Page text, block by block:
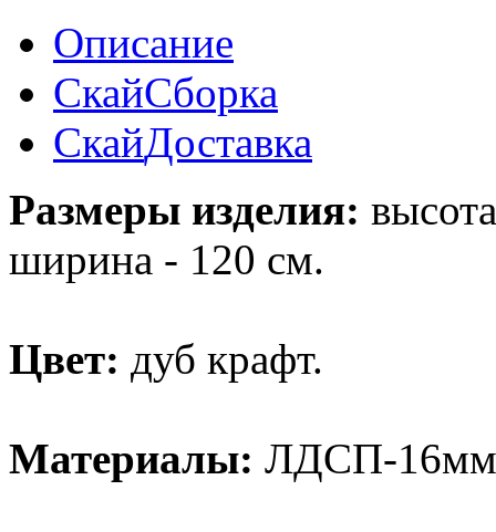
Описание
СкайСборка
СкайДоставка
Размеры изделия:
ширина - 120 см.
Цвет: дуб крафт.
Материалы: ЛДСП-